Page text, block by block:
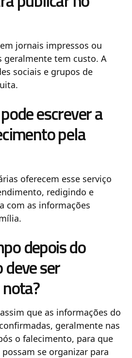
jornais impressos ou
geralmente tem custo. A
sociais e grupos de
escrever a
pela
oferecem esse serviço
redigindo e
com as informações
depois do
ser
que as informações do
geralmente nas
o falecimento, para que
se organizar para